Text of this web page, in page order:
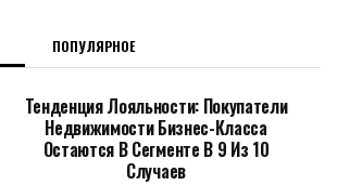
ПОПУЛЯРНОЕ
Тенденция Лояльности: Покупатели
Недвижимости Бизнес-Класса
Остаются В Сегменте В 9 Из 10
Случаев